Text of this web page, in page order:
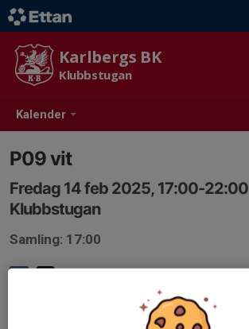
Kalender
Karlbergs BK
Klubbstugan
P09 vit
Fredag 14 feb 2025, 17:00-22:00
Klubbstugan
Samling: 17:00